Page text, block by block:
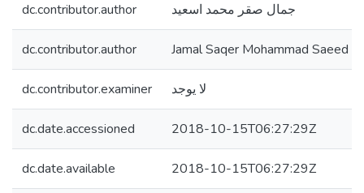
dc.contributor.author جمال صقر محمد اسعيد
dc.contributor.author Jamal Saqer Mohammad Saeed
dc.contributor.examiner لا يوجد
dc.date.accessioned 2018-10-15T06:27:29Z
dc.date.available 2018-10-15T06:27:29Z